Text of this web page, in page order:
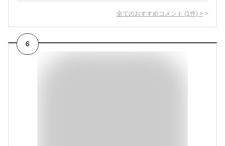
全てのおすすめコメント (1 件) >
6